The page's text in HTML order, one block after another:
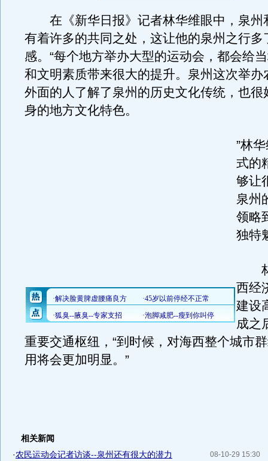
在《新华日报》记者林华维眼中，泉州
有着许多的共同之处，这让他的泉州之行多
感。“每个地方举办大型的运动会，都会给
和文明素质带来很大的提升。泉州这次举办
外面的人了解了泉州的历史文化传统，也很
身的地方文化特色。
”林
式的
够让
泉州
领略
独特
林
西经
建设
成之
重要交通枢纽，“到时候，对海西整个城市
用将会更加明显。”
相关新闻
08-10-29 15:30
·农民运动会记者访谈--泉州还有很大的潜力